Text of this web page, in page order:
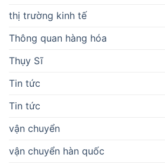
thị trường kinh tế
Thông quan hàng hóa
Thụy Sĩ
Tin tức
Tin tức
vận chuyển
vận chuyển hàn quốc